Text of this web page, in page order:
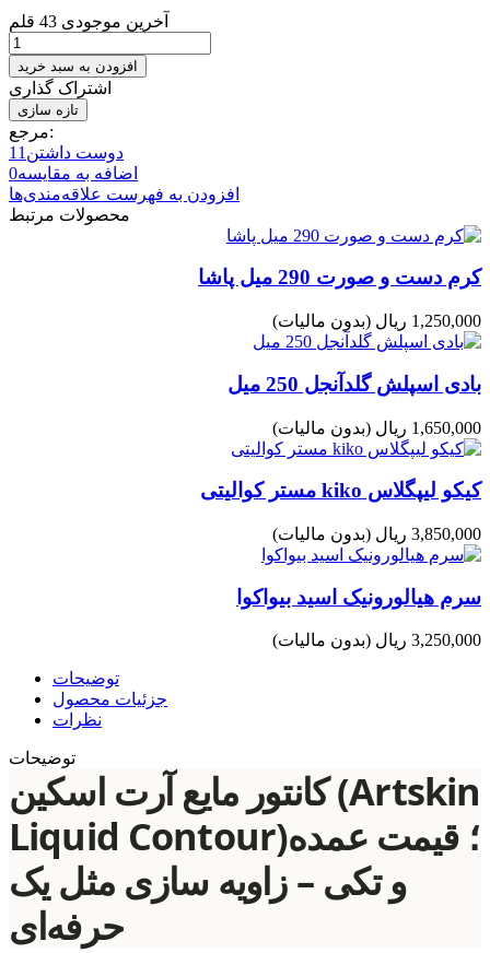
آخرین موجودی 43 قلم
افزودن به سبد خرید
اشتراک گذاری
مرجع:
دوست داشتن 11
اضافه به مقایسه0
افزودن به فهرست علاقه‌مندی‌ها
محصولات مرتبط
کرم دست و صورت 290 میل پاشا
1,250,000 ریال (بدون مالیات)
بادی اسپلش گلدآنجل 250 میل
1,650,000 ریال (بدون مالیات)
کیکو لیپگلاس kiko مستر کوالیتی
3,850,000 ریال (بدون مالیات)
سرم هیالورونیک اسید بیواکوا
3,250,000 ریال (بدون مالیات)
توضیحات
جزئیات محصول
نظرات
توضیحات
کانتور مایع آرت اسکین (Artskin
Liquid Contour)؛ قیمت عمده
و تکی – زاویه سازی مثل یک
حرفه‌ای